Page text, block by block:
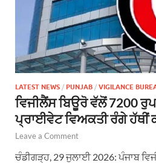
LATEST NEWS / PUNJAB / VIGILANCE
ਵਿਜੀਲੈਂਸ ਬਿਊਰੋ ਵੱਲੋਂ 7200
ਪ੍ਰਾਈਵੇਟ ਵਿਅਕਤੀ ਰੰਗੇ ਹੱਥੀਂ
Leave a Comment
ਚੰਡੀਗੜ੍ਹ, 29 ਜੁਲਾਈ 2026: ਪੰਜਾਬ